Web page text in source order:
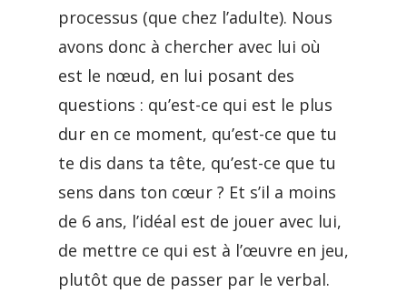
processus (que chez l’adulte). Nous
avons donc à chercher avec lui où
est le nœud, en lui posant des
questions : qu’est-ce qui est le plus
dur en ce moment, qu’est-ce que tu
te dis dans ta tête, qu’est-ce que tu
sens dans ton cœur ? Et s’il a moins
de 6 ans, l’idéal est de jouer avec lui,
de mettre ce qui est à l’œuvre en jeu,
plutôt que de passer par le verbal.